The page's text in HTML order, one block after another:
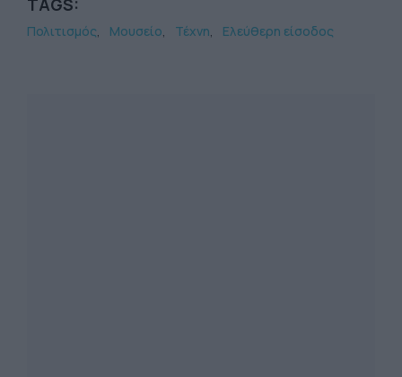
TAGS:
Πολιτισμός Μουσείο Τέχνη Ελεύθερη είσοδος